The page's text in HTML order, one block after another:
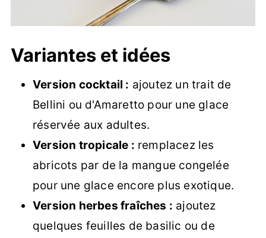
Variantes et idées
Version cocktail : ajoutez un trait de
Bellini ou d'Amaretto pour une glace
réservée aux adultes.
Version tropicale : remplacez les
abricots par de la mangue congelée
pour une glace encore plus exotique.
Version herbes fraîches : ajoutez
quelques feuilles de basilic ou de